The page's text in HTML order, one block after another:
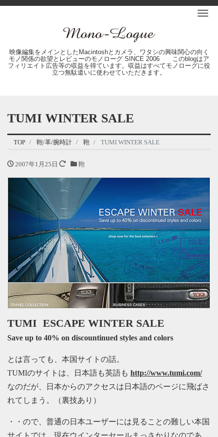
映像編集をメインとしたMacintoshとカメラ、ワタシの興味関心の向く
モノ関係の欲望とレビューのモノローグ SINCE 2006 このblogはア
フィリエイト広告等の収益を得ています。収益はすべてモノローグに役
立つ無駄遣いに使わせていただきます。
TUMI WINTER SALE
TOP 鞄/革/腕時計 鞄 TUMI WINTER SALE
2007年1月25日 鞄
TUMI ESCAPE WINTER SALE
Save up to 40% on discountinued styles and colors
とは言っても、本国サイトの話。
TUMIのサイトは、日本語も英語も http://www.tumi.com/
なのだが、日本からのアクセスは日本語のページに飛ばさ
れてしまう。（裏技あり）
・・ので、普通の日本ユーザーには見ることの難しい本国